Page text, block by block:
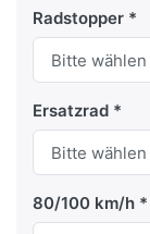
Radstopper
Ersatzrad
80/100 km/h